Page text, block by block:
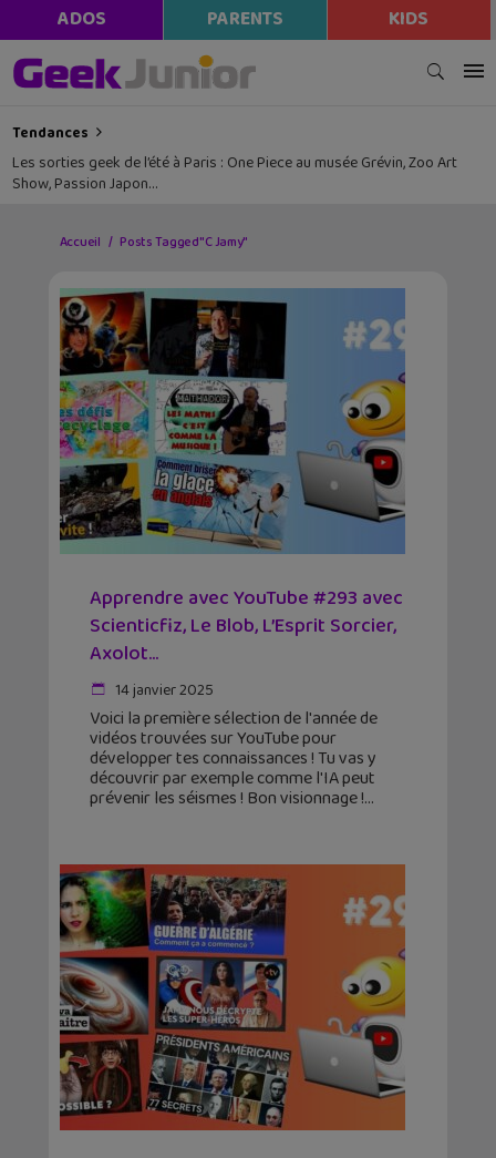
ADOS PARENTS KIDS
Tendances
Les sorties geek de l’été à Paris : One Piece au musée Grévin, Zoo Art
Show, Passion Japon…
Accueil Posts Tagged "C Jamy"
Apprendre avec YouTube #293 avec
Scienticfiz, Le Blob, L’Esprit Sorcier,
Axolot…
14 janvier 2025
Voici la première sélection de l'année de
vidéos trouvées sur YouTube pour
développer tes connaissances ! Tu vas y
découvrir par exemple comme l'IA peut
prévenir les séismes ! Bon visionnage !